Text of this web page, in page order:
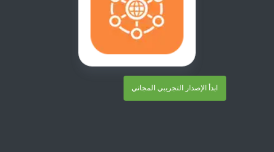
ابدأ الإصدار التجريبي المجاني